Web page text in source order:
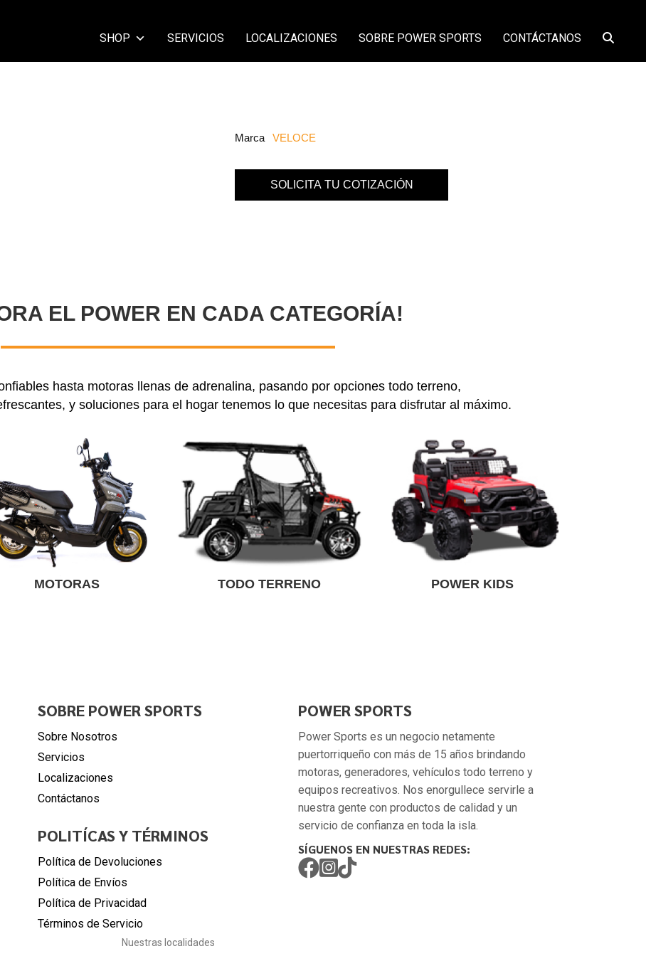
SHOP SERVICIOS LOCALIZACIONES SOBRE POWER SPORTS CONTÁCTANOS
Marca VELOCE
SOLICITA TU COTIZACIÓN
EL POWER EN CADA CATEGORÍA!
hasta motoras llenas de adrenalina, pasando por opciones todo terreno,
y soluciones para el hogar tenemos lo que necesitas para disfrutar al máximo.
MOTORAS TODO TERRENO POWER KIDS
SOBRE POWER SPORTS
Sobre Nosotros
Servicios
Localizaciones
Contáctanos
POLITÍCAS Y TÉRMINOS
Política de Devoluciones
Política de Envíos
Política de Privacidad
Términos de Servicio
POWER SPORTS
Power Sports es un negocio netamente
puertorriqueño con más de 15 años brindando
motoras, generadores, vehículos todo terreno y
equipos recreativos. Nos enorgullece servirle a
nuestra gente con productos de calidad y un
servicio de confianza en toda la isla.
SÍGUENOS EN NUESTRAS REDES:
Nuestras localidades